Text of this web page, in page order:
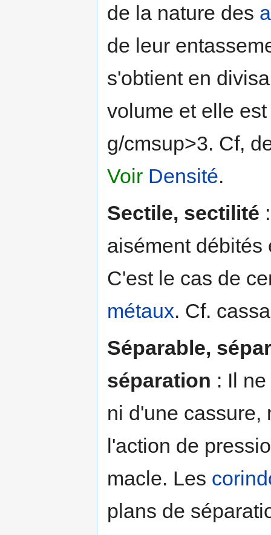
de la nature des
de leur
s'obtient en
volume et elle
g/cmsup>3. Cf,
Voir Densité.
Sectile, sectilité
aisément débités
C'est le cas de
métaux. Cf.
Séparable,
séparation : Il
ni d'une cassure,
l'action de
macle. Les
plans de